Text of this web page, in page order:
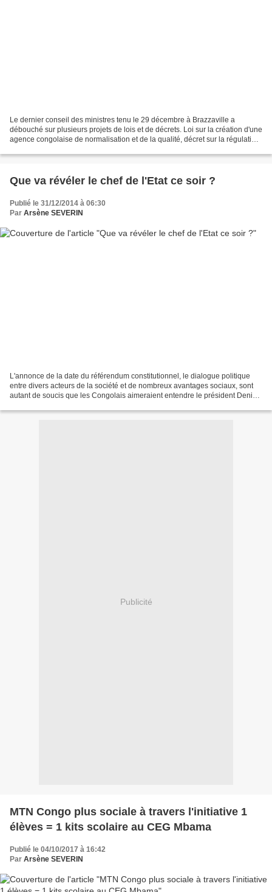
Le dernier conseil des ministres tenu le 29 décembre à Brazzaville a
débouché sur plusieurs projets de lois et de décrets. Loi sur la création d'une
agence congolaise de normalisation et de la qualité, décret sur la régulation
Que va révéler le chef de l'Etat ce soir ?
Publié le 31/12/2014 à 06:30
Par Arsène SEVERIN
L'annonce de la date du référendum constitutionnel, le dialogue politique
entre divers acteurs de la société et de nombreux avantages sociaux, sont
autant de soucis que les Congolais aimeraient entendre le président Denis
Publicité
MTN Congo plus sociale à travers l'initiative 1
élèves = 1 kits scolaire au CEG Mbama
Publié le 04/10/2017 à 16:42
Par Arsène SEVERIN